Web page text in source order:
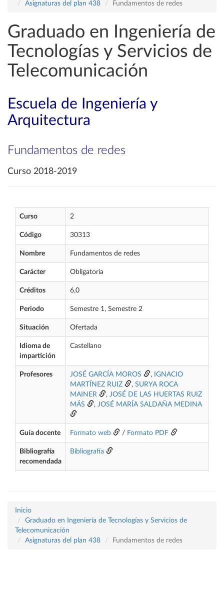
Asignaturas del plan 438
Fundamentos de redes
Graduado en Ingeniería de
Tecnologías y Servicios de
Telecomunicación
Escuela de Ingeniería y
Arquitectura
Fundamentos de redes
Curso 2018-2019
Curso 2
Código 30313
Nombre Fundamentos de redes
Carácter Obligatoria
Créditos 6,0
Periodo Semestre 1, Semestre 2
Situación Ofertada
Idioma de
impartición
Castellano
Profesores JOSÉ GARCÍA MOROS , IGNACIO
MARTÍNEZ RUIZ
, SURYA ROCA
MAINER
, JOSÉ DE LAS HUERTAS RUIZ
MÁS
, JOSÉ MARÍA SALDAÑA MEDINA
Guía docente Formato web / Formato PDF
Bibliografía
recomendada
Bibliografía
Inicio
Graduado en Ingeniería de Tecnologías y Servicios de
Telecomunicación
Asignaturas del plan 438
Fundamentos de redes